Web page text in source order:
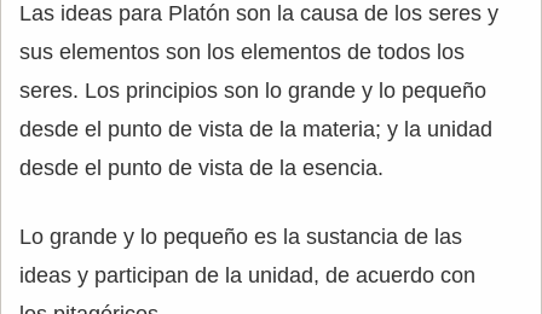
Las ideas para Platón son la causa de los seres y
sus elementos son los elementos de todos los
seres. Los principios son lo grande y lo pequeño
desde el punto de vista de la materia; y la unidad
desde el punto de vista de la esencia.
Lo grande y lo pequeño es la sustancia de las
ideas y participan de la unidad, de acuerdo con